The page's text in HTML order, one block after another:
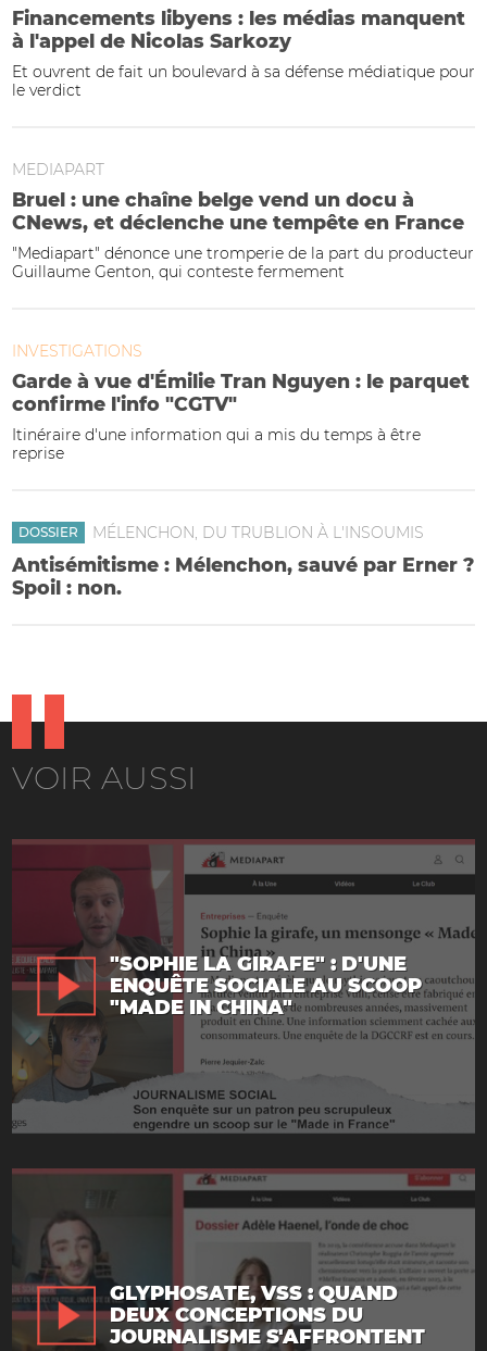
Financements libyens : les médias manquent
à l'appel de Nicolas Sarkozy
Et ouvrent de fait un boulevard à sa défense médiatique pour
le verdict
MEDIAPART
Bruel : une chaîne belge vend un docu à
CNews, et déclenche une tempête en France
"Mediapart" dénonce une tromperie de la part du producteur
Guillaume Genton, qui conteste fermement
INVESTIGATIONS
Garde à vue d'Émilie Tran Nguyen : le parquet
confirme l'info "CGTV"
Itinéraire d'une information qui a mis du temps à être
reprise
DOSSIER MÉLENCHON, DU TRUBLION À L'INSOUMIS
Antisémitisme : Mélenchon, sauvé par Erner ?
Spoil : non.
VOIR AUSSI
"SOPHIE LA GIRAFE" : D'UNE
ENQUÊTE SOCIALE AU SCOOP
"MADE IN CHINA"
GLYPHOSATE, VSS : QUAND
DEUX CONCEPTIONS DU
JOURNALISME S'AFFRONTENT